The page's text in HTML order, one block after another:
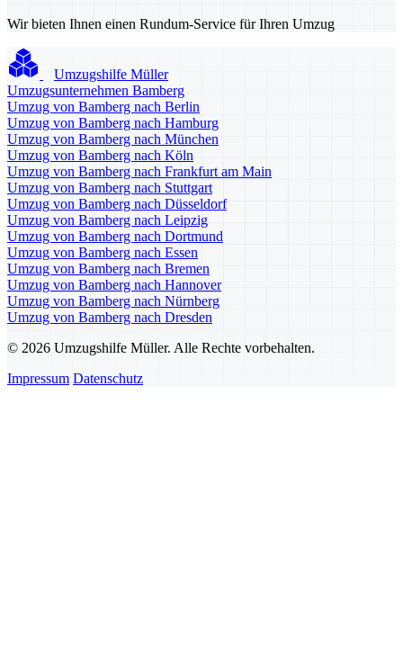
Wir bieten Ihnen einen Rundum-Service für Ihren Umzug
Umzugshilfe Müller
Umzugsunternehmen Bamberg
Umzug von Bamberg nach Berlin
Umzug von Bamberg nach Hamburg
Umzug von Bamberg nach München
Umzug von Bamberg nach Köln
Umzug von Bamberg nach Frankfurt am Main
Umzug von Bamberg nach Stuttgart
Umzug von Bamberg nach Düsseldorf
Umzug von Bamberg nach Leipzig
Umzug von Bamberg nach Dortmund
Umzug von Bamberg nach Essen
Umzug von Bamberg nach Bremen
Umzug von Bamberg nach Hannover
Umzug von Bamberg nach Nürnberg
Umzug von Bamberg nach Dresden
© 2026 Umzugshilfe Müller. Alle Rechte vorbehalten.
Impressum Datenschutz